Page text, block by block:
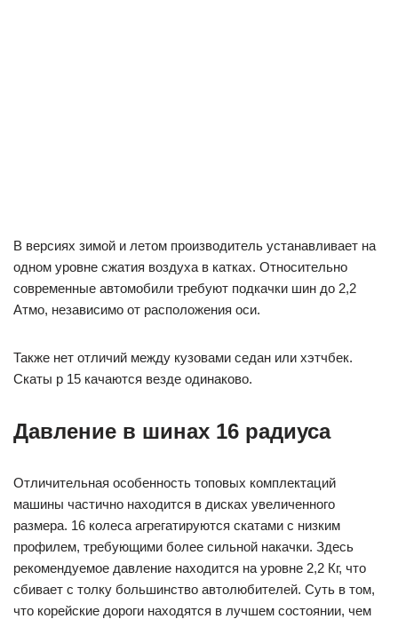
В версиях зимой и летом производитель устанавливает на
одном уровне сжатия воздуха в катках. Относительно
современные автомобили требуют подкачки шин до 2,2
Атмо, независимо от расположения оси.
Также нет отличий между кузовами седан или хэтчбек.
Скаты р 15 качаются везде одинаково.
Давление в шинах 16 радиуса
Отличительная особенность топовых комплектаций
машины частично находится в дисках увеличенного
размера. 16 колеса агрегатируются скатами с низким
профилем, требующими более сильной накачки. Здесь
рекомендуемое давление находится на уровне 2,2 Кг, что
сбивает с толку большинство автолюбителей. Суть в том,
что корейские дороги находятся в лучшем состоянии, чем